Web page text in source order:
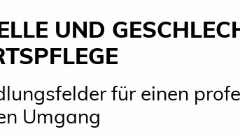
UND
für einen
Umgang